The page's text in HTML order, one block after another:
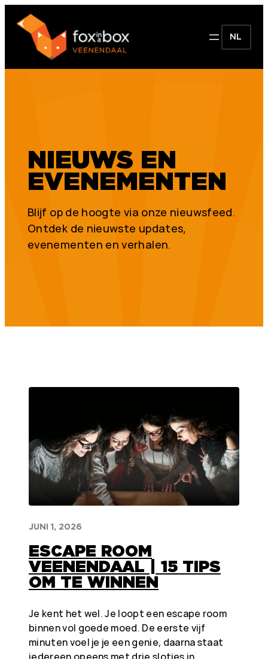
NL
NIEUWS EN
EVENEMENTEN
Blijf op de hoogte via onze nieuwsfeed.
Ontdek de nieuwste updates,
evenementen en verhalen.
JUNI 1, 2026
ESCAPE ROOM
VEENENDAAL | 15 TIPS
OM TE WINNEN
Je kent het wel. Je loopt een escape room
binnen vol goede moed. De eerste vijf
minuten voel je je een genie, daarna staat